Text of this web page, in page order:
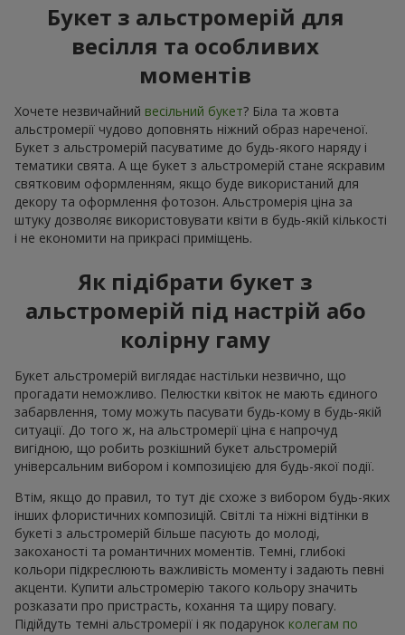
Букет з альстромерій для
весілля та особливих
моментів
Хочете незвичайний весільний букет? Біла та жовта
альстромерії чудово доповнять ніжний образ нареченої.
Букет з альстромерій пасуватиме до будь-якого наряду і
тематики свята. А ще букет з альстромерій стане яскравим
святковим оформленням, якщо буде використаний для
декору та оформлення фотозон. Альстромерія ціна за
штуку дозволяє використовувати квіти в будь-якій кількості
і не економити на прикрасі приміщень.
Як підібрати букет з
альстромерій під настрій або
колірну гаму
Букет альстромерій виглядає настільки незвично, що
прогадати неможливо. Пелюстки квіток не мають єдиного
забарвлення, тому можуть пасувати будь-кому в будь-якій
ситуації. До того ж, на альстромерії ціна є напрочуд
вигідною, що робить розкішний букет альстромерій
універсальним вибором і композицією для будь-якої події.
Втім, якщо до правил, то тут діє схоже з вибором будь-яких
інших флористичних композицій. Світлі та ніжні відтінки в
букеті з альстромерій більше пасують до молоді,
закоханості та романтичних моментів. Темні, глибокі
кольори підкреслюють важливість моменту і задають певні
акценти. Купити альстромерію такого кольору значить
розказати про пристрасть, кохання та щиру повагу.
Підійдуть темні альстромерії і як подарунок колегам по